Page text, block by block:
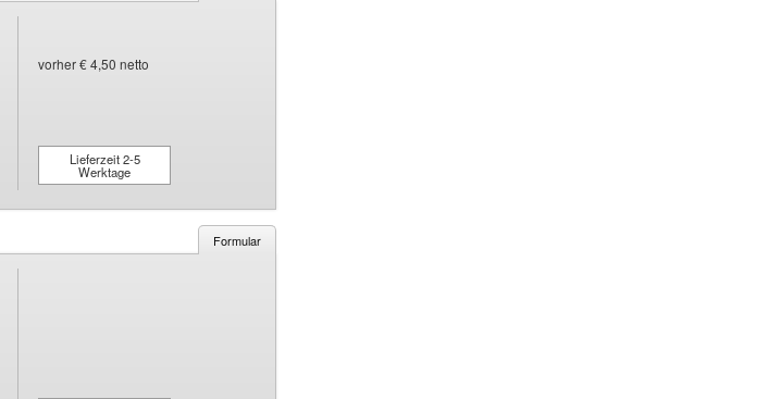
vorher € 4,50 netto
Lieferzeit 2-5
Werktage
Formular